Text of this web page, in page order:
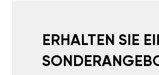
ERHALTEN SIE